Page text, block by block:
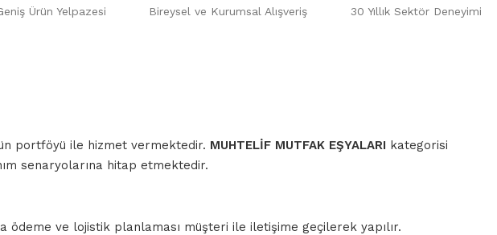
Ürün Yelpazesi Bireysel ve Kurumsal Alışveriş 30 Yıllık Sektör Deneyimi
portföyü ile hizmet vermektedir. MUHTELİF MUTFAK EŞYALARI kategorisi
senaryolarına hitap etmektedir.
ve lojistik planlaması müşteri ile iletişime geçilerek yapılır.